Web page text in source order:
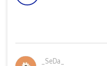
_SeDa_